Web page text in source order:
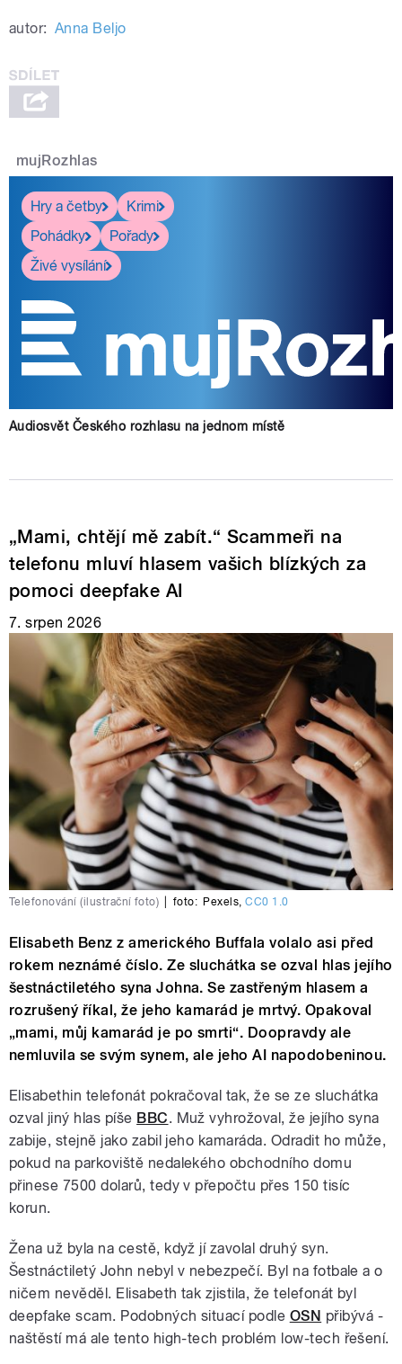
autor: Anna Beljo
mujRozhlas
Hry a četby
Krimi
Pohádky
Pořady
Živé vysílání
Audiosvět Českého rozhlasu na jednom místě
„Mami, chtějí mě zabít.“ Scammeři na
telefonu mluví hlasem vašich blízkých za
pomoci deepfake AI
7. srpen 2026
Telefonování (ilustrační foto) foto: Pexels ,CC0 1.0
Elisabeth Benz z amerického Buffala volalo asi před
rokem neznámé číslo. Ze sluchátka se ozval hlas jejího
šestnáctiletého syna Johna. Se zastřeným hlasem a
rozrušený říkal, že jeho kamarád je mrtvý. Opakoval
„mami, můj kamarád je po smrti“. Doopravdy ale
nemluvila se svým synem, ale jeho AI napodobeninou.
Elisabethin telefonát pokračoval tak, že se ze sluchátka
ozval jiný hlas píše BBC. Muž vyhrožoval, že jejího syna
zabije, stejně jako zabil jeho kamaráda. Odradit ho může,
pokud na parkoviště nedalekého obchodního domu
přinese 7500 dolarů, tedy v přepočtu přes 150 tisíc
korun.
Žena už byla na cestě, když jí zavolal druhý syn.
Šestnáctiletý John nebyl v nebezpečí. Byl na fotbale a o
ničem nevěděl. Elisabeth tak zjistila, že telefonát byl
deepfake scam. Podobných situací podle OSN přibývá -
naštěstí má ale tento high-tech problém low-tech řešení.